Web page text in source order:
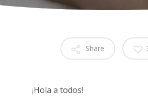
Share
¡Hola a todos!